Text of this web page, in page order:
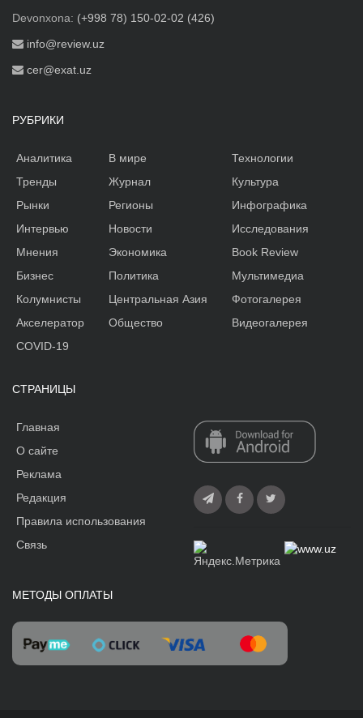
Devonxona: (+998 78) 150-02-02 (426)
info@review.uz
cer@exat.uz
РУБРИКИ
Аналитика
Тренды
Рынки
Интервью
Мнения
Бизнес
Колумнисты
Акселератор
В мире
Журнал
Регионы
Новости
Экономика
Политика
Центральная Азия
Общество
Технологии
Культура
Инфографика
Исследования
Book Review
Мультимедиа
Фотогалерея
Видеогалерея
COVID-19
СТРАНИЦЫ
Главная
О сайте
Реклама
Редакция
Правила использования
Связь
МЕТОДЫ ОПЛАТЫ